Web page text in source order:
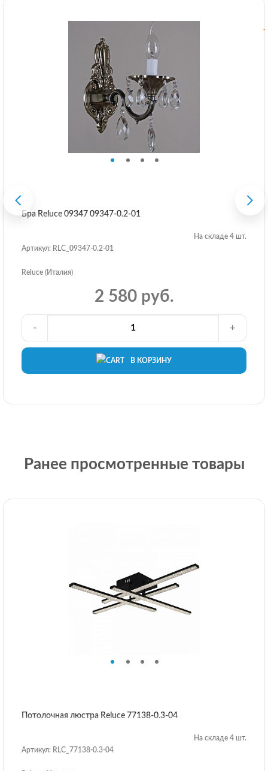
Бра Reluce 09347 09347-0.2-01
На складе 4 шт.
Артикул: RLC_09347-0.2-01
Reluce (Италия)
2 580 руб.
В КОРЗИНУ
- +
Ранее просмотренные товары
Потолочная люстра Reluce 77138-0.3-04
На складе 4 шт.
Артикул: RLC_77138-0.3-04